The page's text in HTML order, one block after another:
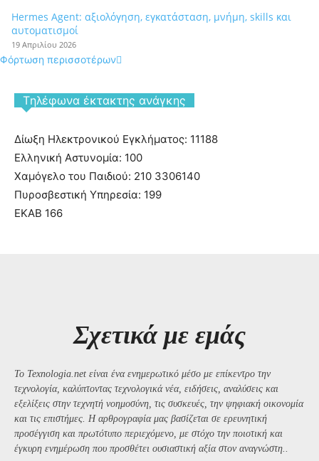
Hermes Agent: αξιολόγηση, εγκατάσταση, μνήμη, skills και
αυτοματισμοί
19 Απριλίου 2026
Φόρτωση περισσοτέρων
Tηλέφωνα έκτακτης ανάγκης
Δίωξη Ηλεκτρονικού Εγκλήματος: 11188
Ελληνική Αστυνομία: 100
Χαμόγελο του Παιδιού: 210 3306140
Πυροσβεστική Υπηρεσία: 199
ΕΚΑΒ 166
Σχετικά με εμάς
Το Texnologia.net είναι ένα ενημερωτικό μέσο με επίκεντρο την
τεχνολογία, καλύπτοντας τεχνολογικά νέα, ειδήσεις, αναλύσεις και
εξελίξεις στην τεχνητή νοημοσύνη, τις συσκευές, την ψηφιακή οικονομία
και τις επιστήμες. Η αρθρογραφία μας βασίζεται σε ερευνητική
προσέγγιση και πρωτότυπο περιεχόμενο, με στόχο την ποιοτική και
έγκυρη ενημέρωση που προσθέτει ουσιαστική αξία στον αναγνώστη..